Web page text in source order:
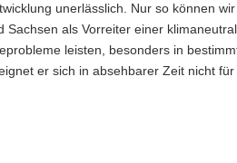
unerlässlich. Nur so können
als Vorreiter einer
leisten, besonders in
er sich in absehbarer Zeit nicht